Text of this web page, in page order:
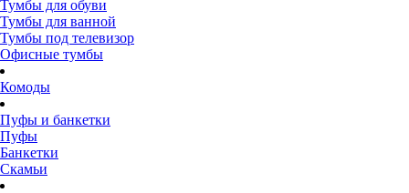
Тумбы для обуви
Тумбы для ванной
Тумбы под телевизор
Офисные тумбы
Комоды
Пуфы и банкетки
Пуфы
Банкетки
Скамьи